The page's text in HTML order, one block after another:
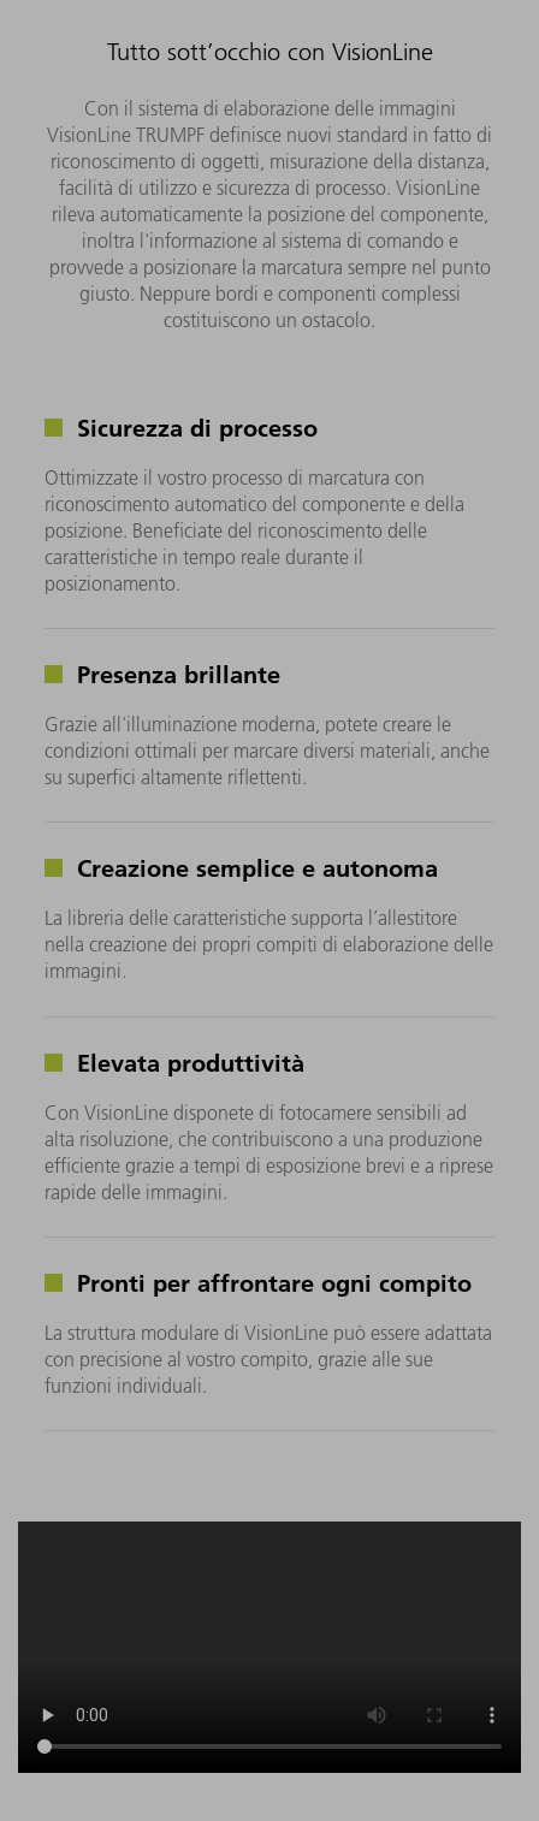
Tutto sott’occhio con VisionLine
Con il sistema di elaborazione delle immagini
VisionLine TRUMPF definisce nuovi standard in fatto di
riconoscimento di oggetti, misurazione della distanza,
facilità di utilizzo e sicurezza di processo. VisionLine
rileva automaticamente la posizione del componente,
inoltra l'informazione al sistema di comando e
provvede a posizionare la marcatura sempre nel punto
giusto. Neppure bordi e componenti complessi
costituiscono un ostacolo.
Sicurezza di processo
Ottimizzate il vostro processo di marcatura con
riconoscimento automatico del componente e della
posizione. Beneficiate del riconoscimento delle
caratteristiche in tempo reale durante il
posizionamento.
Presenza brillante
Grazie all'illuminazione moderna, potete creare le
condizioni ottimali per marcare diversi materiali, anche
su superfici altamente riflettenti.
Creazione semplice e autonoma
La libreria delle caratteristiche supporta l’allestitore
nella creazione dei propri compiti di elaborazione delle
immagini.
Elevata produttività
Con VisionLine disponete di fotocamere sensibili ad
alta risoluzione, che contribuiscono a una produzione
efficiente grazie a tempi di esposizione brevi e a riprese
rapide delle immagini.
Pronti per affrontare ogni compito
La struttura modulare di VisionLine può essere adattata
con precisione al vostro compito, grazie alle sue
funzioni individuali.